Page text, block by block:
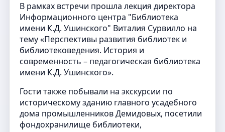
В рамках встречи прошла лекция директора
Информационного центра "Библиотека
имени К.Д. Ушинского" Виталия Сурвилло на
тему «Перспективы развития библиотек и
библиотековедения. История и
современность – педагогическая библиотека
имени К.Д. Ушинского».
Гости также побывали на экскурсии по
историческому зданию главного усадебного
дома промышленников Демидовых, посетили
фондохранилище библиотеки,